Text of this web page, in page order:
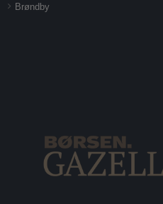
Brøndby